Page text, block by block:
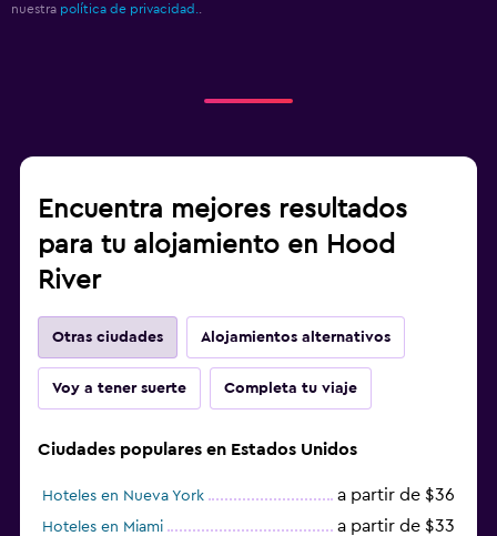
nuestra política de privacidad.
Encuentra mejores resultados
para tu alojamiento en Hood
River
Otras ciudades Alojamientos alternativos
Voy a tener suerte Completa tu viaje
Ciudades populares en Estados Unidos
Hoteles en Nueva York a partir de $36
Hoteles en Miami a partir de $33